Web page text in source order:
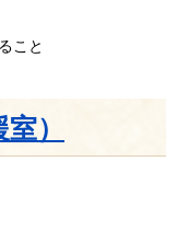
こと
）